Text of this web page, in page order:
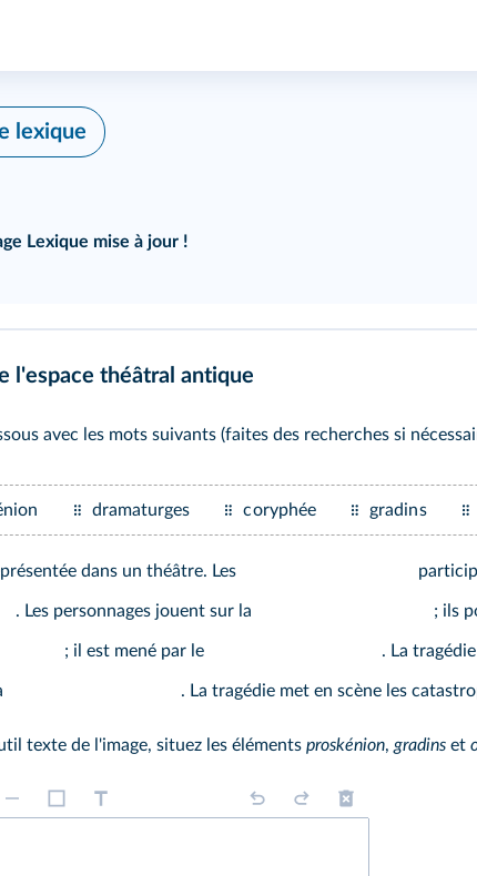
lexique
Lexique mise à jour !
l'espace théâtral antique
avec les mots suivants (faites des recherches si
dramaturges coryphée gradins
dans un théâtre. Les
. Les personnages jouent sur la ; ils
; il est mené par le . La
. La tragédie met en scène les
texte de l'image, situez les éléments proskénion, gradins et